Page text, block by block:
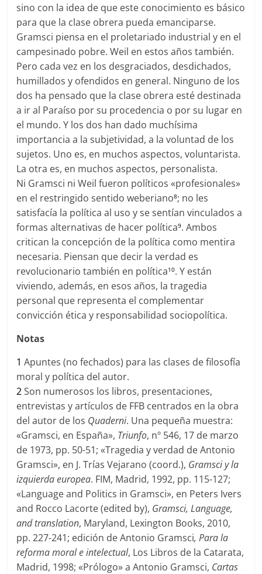
sino con la idea de que este conocimiento es básico
para que la clase obrera pueda emanciparse.
Gramsci piensa en el proletariado industrial y en el
campesinado pobre. Weil en estos años también.
Pero cada vez en los desgraciados, desdichados,
humillados y ofendidos en general. Ninguno de los
dos ha pensado que la clase obrera esté destinada
a ir al Paraíso por su procedencia o por su lugar en
el mundo. Y los dos han dado muchísima
importancia a la subjetividad, a la voluntad de los
sujetos. Uno es, en muchos aspectos, voluntarista.
La otra es, en muchos aspectos, personalista.
Ni Gramsci ni Weil fueron políticos «profesionales»
en el restringido sentido weberiano8; no les
satisfacía la política al uso y se sentían vinculados a
formas alternativas de hacer política9. Ambos
critican la concepción de la política como mentira
necesaria. Piensan que decir la verdad es
revolucionario también en política10. Y están
viviendo, además, en esos años, la tragedia
personal que representa el complementar
convicción ética y responsabilidad sociopolítica.
Notas
1 Apuntes (no fechados) para las clases de filosofía
moral y política del autor.
2Son numerosos los libros, presentaciones,
entrevistas y artículos de FFB centrados en la obra
del autor de los Quaderni. Una pequeña muestra:
«Gramsci, en España», Triunfo, nº 546, 17 de marzo
de 1973, pp. 50-51; «Tragedia y verdad de Antonio
Gramsci», en J. Trías Vejarano (coord.), Gramsci y la
izquierda europea. FIM, Madrid, 1992, pp. 115-127;
«Language and Politics in Gramsci», en Peters Ivers
and Rocco Lacorte (edited by), Gramsci, Language,
and translation, Maryland, Lexington Books, 2010,
pp. 227-241; edición de Antonio Gramsci, Para la
reforma moral e intelectual, Los Libros de la Catarata,
Madrid, 1998; «Prólogo» a Antonio Gramsci, Cartas